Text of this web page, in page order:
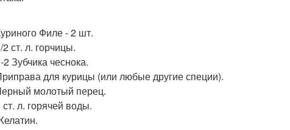
Филе - 2 шт.
2 ст. л. горчицы.
2 Зубчика чеснока.
для курицы (или любые другие специи).
молотый перец.
ст. л. горячей воды.